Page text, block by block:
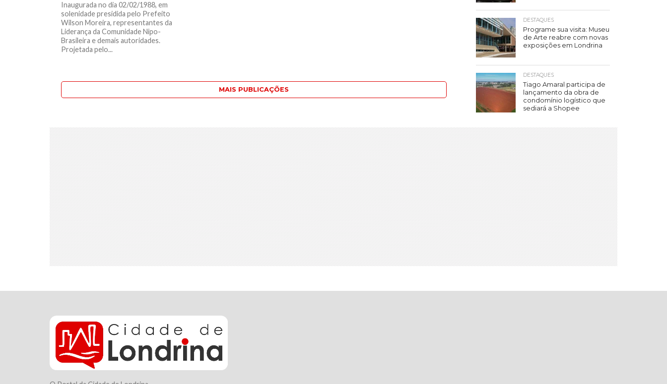
Inaugurada no dia 02/02/1988, em
solenidade presidida pelo Prefeito
Wilson Moreira, representantes da
Liderança da Comunidade Nipo-
Brasileira e demais autoridades.
Projetada pelo...
MAIS PUBLICAÇÕES
DESTAQUES
Programe sua visita: Museu
de Arte reabre com novas
exposições em Londrina
DESTAQUES
Tiago Amaral participa de
lançamento da obra de
condomínio logístico que
sediará a Shopee